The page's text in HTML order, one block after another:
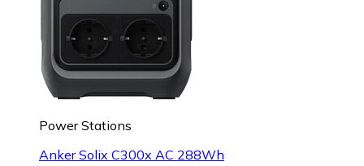
Power Stations
Anker Solix C300x AC 288Wh